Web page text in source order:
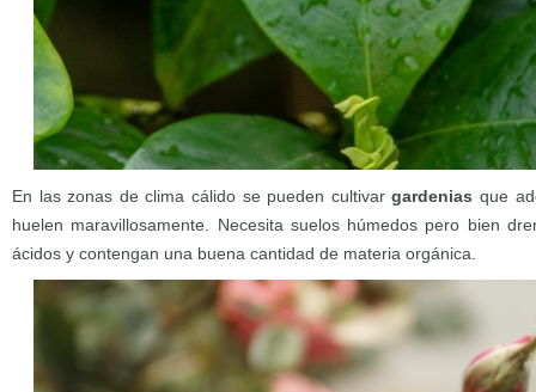
En las zonas de clima cálido se pueden cultivargardenias que
huelen maravillosamente. Necesita suelos húmedos pero bien
ácidos y contengan una buena cantidad de materia orgánica.